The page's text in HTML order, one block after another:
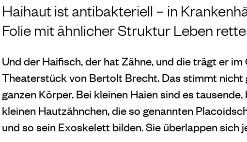
Haihaut ist antibakteriell – in
Folie mit ähnlicher Struktur Leben
Und der Haifisch, der hat Zähne, und die trägt er
Theaterstück von Bertolt Brecht. Das stimmt nicht
ganzen Körper. Bei kleinen Haien sind es
kleinen Hautzähnchen, die so genannten
und so sein Exoskelett bilden. Sie überlappen sich